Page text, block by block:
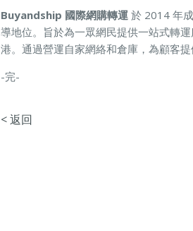
Buyandship 國際網購轉運 於 2014 年
導地位。旨於為一眾網民提供一站式轉
港。通過營運自家網絡和倉庫，為顧客
-完-
< 返回